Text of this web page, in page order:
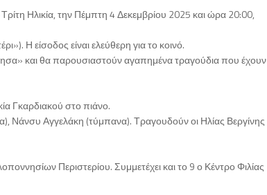
Ηλικία, την Πέμπτη 4 Δεκεμβρίου 2025 και ώρα 20:00,
Η είσοδος είναι ελεύθερη για το κοινό.
και θα παρουσιαστούν αγαπημένα τραγούδια που έχουν
Γκαρδιακού στο πιάνο.
Νάνσυ Αγγελάκη (τύμπανα). Τραγουδούν οι Ηλίας Βεργίνης
Περιστερίου. Συμμετέχει και το 9 ο Κέντρο Φιλίας